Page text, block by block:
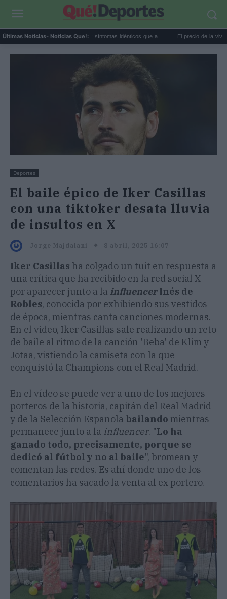
Últimas Noticias- Noticias Que!:
Calor extremo y ansiedad: síntomas idénticos que a... El precio de la vivienda en
Deportes
El baile épico de Iker Casillas
con una tiktoker desata lluvia
de insultos en X
Jorge Majdalani 8 abril, 2025 16:07
Iker Casillas ha colgado un tuit en respuesta a
una crítica que ha recibido en la red social X
por aparecer junto a la influencerInés de
Robles, conocida por exhibiendo sus vestidos
de época, mientras canta canciones modernas. ​
En el video, Iker Casillas sale realizando un reto
de baile al ritmo de la canción 'Beba' de Klim y
Jotaa, vistiendo la camiseta con la que
conquistó la Champions con el Real Madrid. ​
En el vídeo se puede ver a uno de los mejores
porteros de la historia, capitán del Real Madrid
y de la Selección Española bailando mientras
permanece junto a la influencer. "Lo ha
ganado todo, precisamente, porque se
dedicó al fútbol y no al baile", bromean y
comentan las redes. Es ahí donde uno de los
comentarios ha sacado la venta al ex portero.